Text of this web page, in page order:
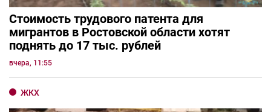
Стоимость трудового патента для
мигрантов в Ростовской области хотят
поднять до 17 тыс. рублей
вчера, 11:55
ЖКХ